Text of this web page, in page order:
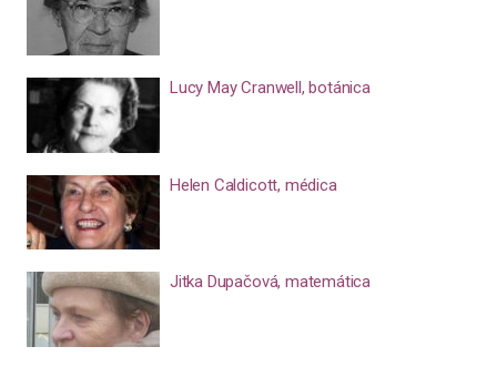
Lucy May Cranwell, botánica
Helen Caldicott, médica
Jitka Dupačová, matemática